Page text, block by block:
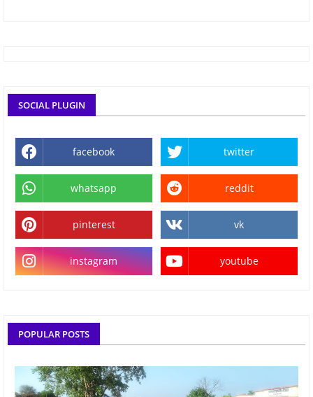
SOCIAL PLUGIN
facebook twitter
whatsapp reddit
pinterest vk
instagram youtube
POPULAR POSTS